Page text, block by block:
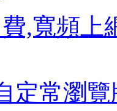
,寬頻上
定常瀏